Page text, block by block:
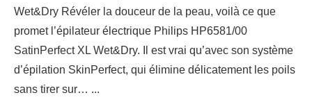
Wet&Dry Révéler la douceur de la peau, voilà ce que
promet l’épilateur électrique Philips HP6581/00
SatinPerfect XL Wet&Dry. Il est vrai qu’avec son système
d’épilation SkinPerfect, qui élimine délicatement les poils
sans tirer sur… ...